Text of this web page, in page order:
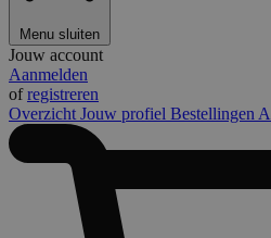
Menu sluiten
Jouw account
Aanmelden
ofregistreren
Overzicht Jouw profiel Bestellingen